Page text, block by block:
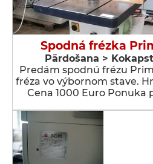
Spodná frézka
Pārdošana >
Predám spodnú frézu
fréza vo výbornom stave.
Cena 1000 Euro Ponuka